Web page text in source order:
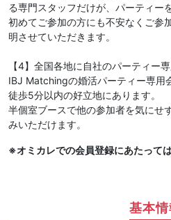
る専門スタッフだけが、パーティー
初めてご参加の方にも不安なくご参
明させていただきます。
【4】全国各地に自社のパーティー
IBJ Matchingの婚活パーティー専用
徒歩5分以内の好立地にあります。
半個室ブースで他の参加者を気にせ
みいただけます。
※オミカレでの会員登録にあたって
基本情